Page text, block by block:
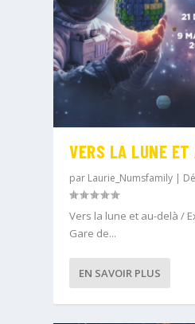
VERS LA LUNE
par Laurie_Numsfamily |
Vers la lune et au-delà /
Gare de...
EN SAVOIR PLUS